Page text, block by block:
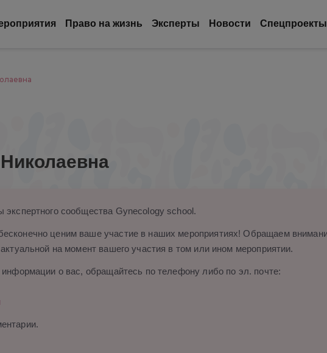
Право на жизнь Эксперты Новости Спецпроекты
сообщества Gynecology school.
ценим ваше участие в наших мероприятиях! Обращаем
на момент вашего участия в том или ином мероприятии.
о вас, обращайтесь по телефону либо по эл. почте: